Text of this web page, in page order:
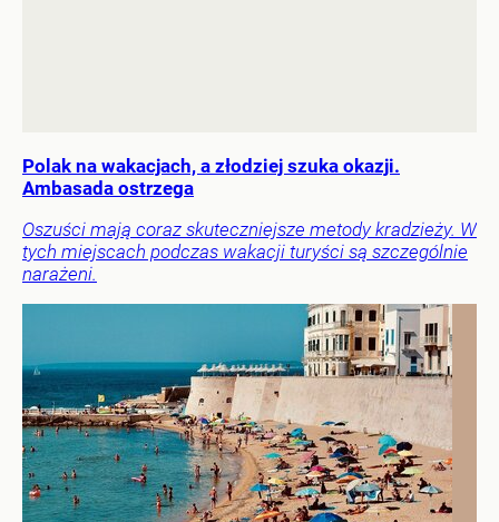
Polak na wakacjach, a złodziej szuka okazji.
Ambasada ostrzega
Oszuści mają coraz skuteczniejsze metody kradzieży. W
tych miejscach podczas wakacji turyści są szczególnie
narażeni.